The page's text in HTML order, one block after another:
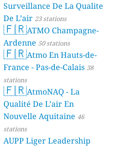
Surveillance De La Qualite
De L’air 23 stations
🇫🇷ATMO Champagne-
Ardenne 50 stations
🇫🇷Atmo En Hauts-de-
France - Pas-de-Calais 38
stations
🇫🇷AtmoNAQ - La
Qualité De L’air En
Nouvelle Aquitaine 46
stations
AUPP Liger Leadership